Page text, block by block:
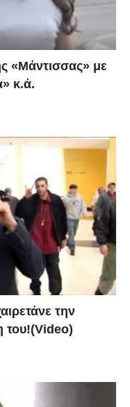
«Μάντισσας» με
κ.ά.
την
του!(Video)